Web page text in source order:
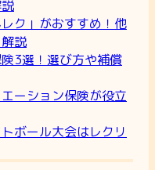
ク」がおすすめ！他
説
3選！選び方や補償
ーション保険が役立
ボール大会はレクリ